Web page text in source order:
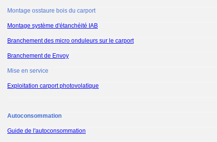
Montage osstaure bois du carport
Montage système d'étanchéité IAB
Branchement des micro onduleurs sur le carport
Branchement de Envoy
Mise en service
Exploitation carport photovolatïque
Autoconsommation
Guide de l'autoconsommation